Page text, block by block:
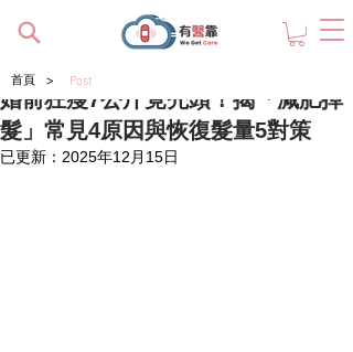
婚前狂瘦7公斤竟禿頭！揭「減肥掉
髮」常見4原因與恢復髮量5對策
已更新： 2025年12月15日
首頁 > Post